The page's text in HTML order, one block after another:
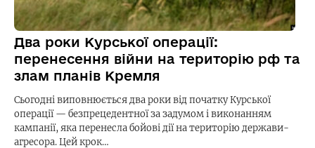
Два роки Курської операції:
перенесення війни на територію рф та
злам планів Кремля
Сьогодні виповнюється два роки від початку Курської
операції — безпрецедентної за задумом і виконанням
кампанії, яка перенесла бойові дії на територію держави-
агресора. Цей крок…